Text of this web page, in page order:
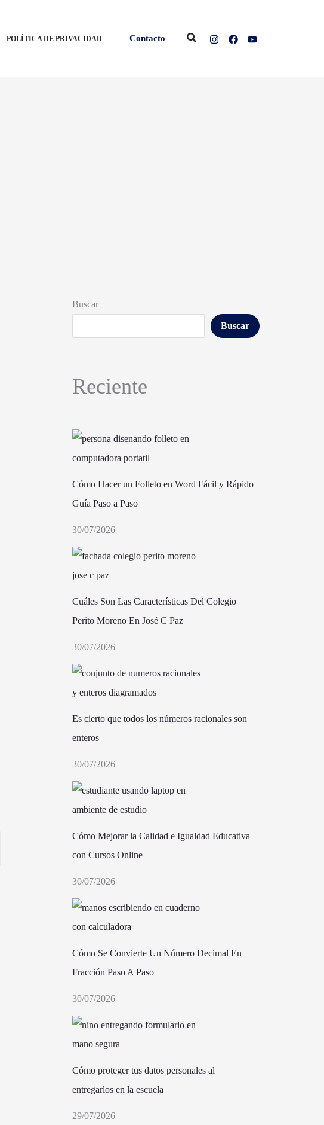
POLÍTICA DE PRIVACIDAD Contacto Buscar
Buscar
Buscar
Reciente
Cómo Hacer un Folleto en Word Fácil y Rápido
Guía Paso a Paso
30/07/2026
Cuáles Son Las Características Del Colegio
Perito Moreno En José C Paz
30/07/2026
Es cierto que todos los números racionales son
enteros
30/07/2026
Cómo Mejorar la Calidad e Igualdad Educativa
con Cursos Online
30/07/2026
Cómo Se Convierte Un Número Decimal En
Fracción Paso A Paso
30/07/2026
Cómo proteger tus datos personales al
entregarlos en la escuela
29/07/2026